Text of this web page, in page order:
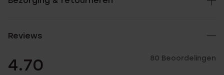
Reviews
4.70 80 Beoordelingen